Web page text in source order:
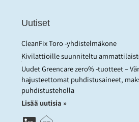
Uutiset
CleanFix Toro -yhdistelmäkone
Kivilattioille suunniteltu
Uudet Greencare zero% -tuotteet –
hajusteettomat puhdistusaineet,
puhdistusteholla
Lisää uutisia »